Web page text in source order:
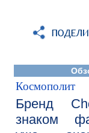
Космополит
Бренд
знаком